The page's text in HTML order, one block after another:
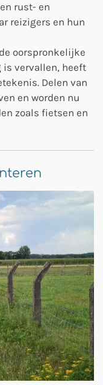
rust- en
reizigers en hun
oorspronkelijke
is vervallen, heeft
Delen van
en worden nu
zoals fietsen en